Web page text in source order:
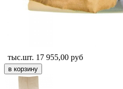
тыс.шт. 17 955,00 руб